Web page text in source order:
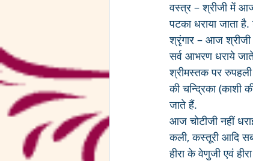
वस्त्र – श्रीजी में
पटका धराया जाता
श्रृंगार – आज श्रीजी
सर्व आभरण धराये
श्रीमस्तक पर
की चन्द्रिका (काशी
जाते हैं.
आज चोटीजी नहीं
कली, कस्तूरी आदि सब
हीरा के वेणुजी एवं